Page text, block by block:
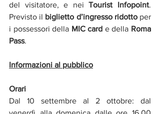
del visitatore, e nei Tourist Infopoint.
Previsto il biglietto d’ingresso ridotto per
i possessori della MIC card e della Roma
Pass.
Informazioni al pubblico
Orari
Dal 10 settembre al 2 ottobre: dal